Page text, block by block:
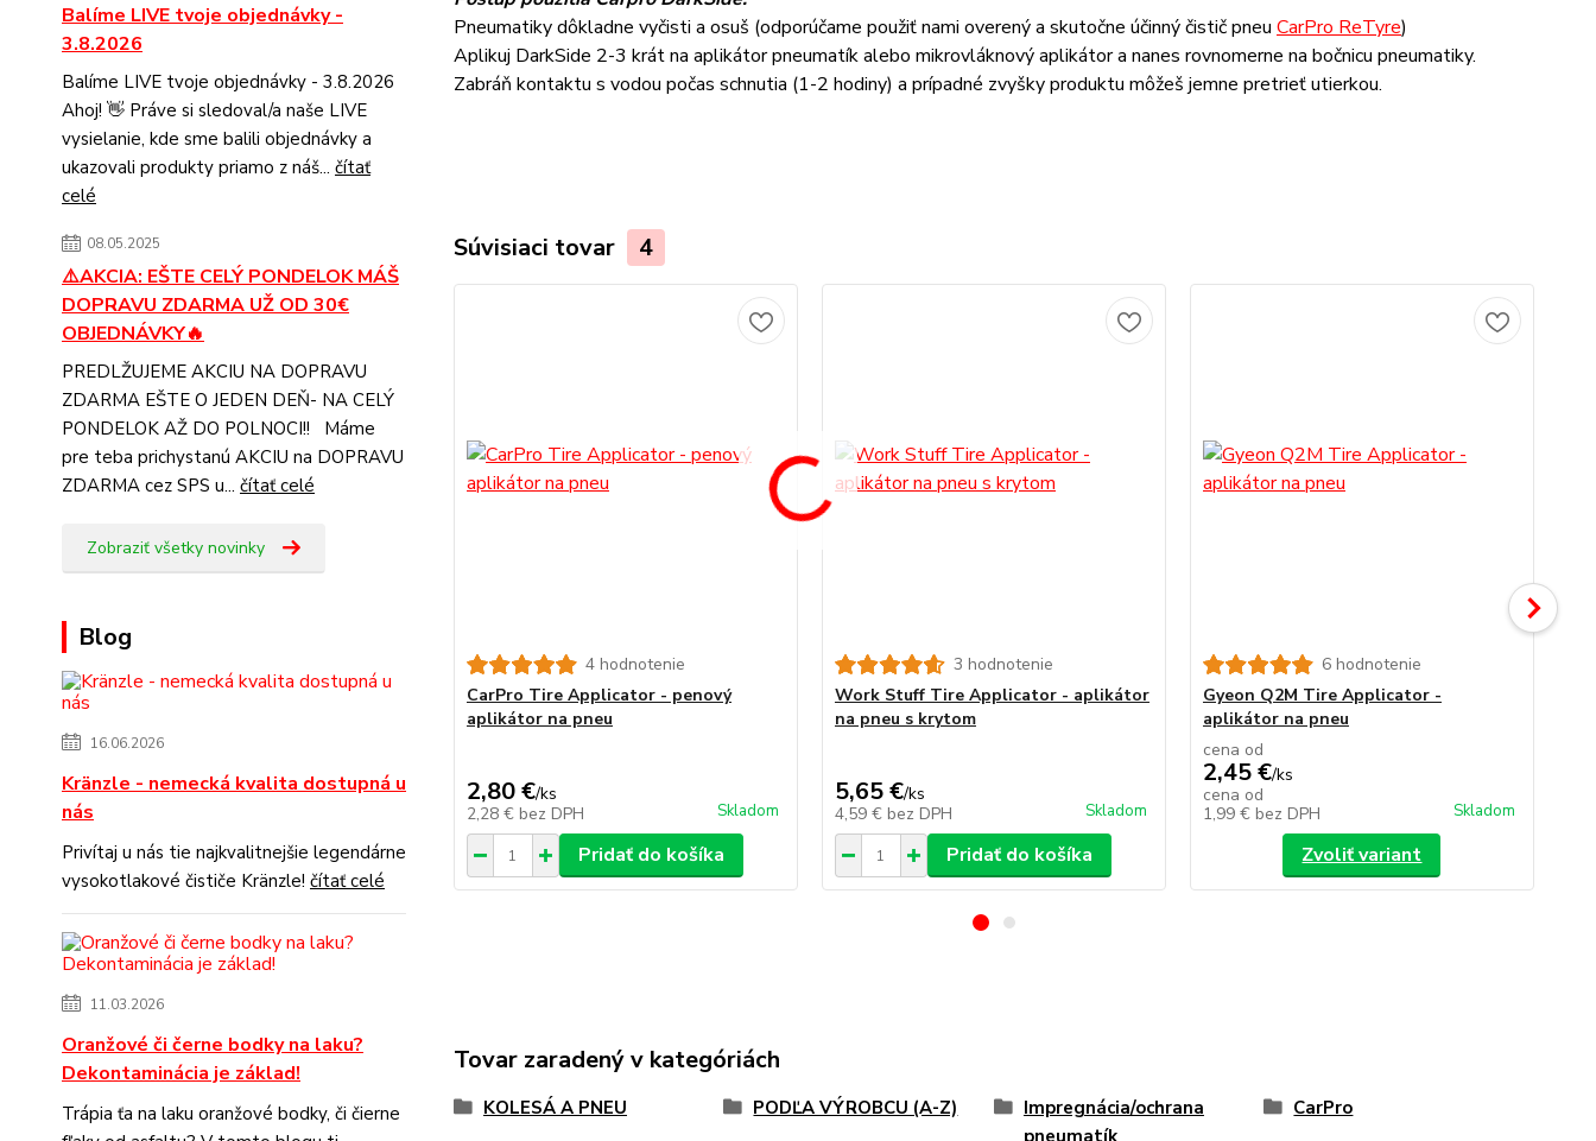
Balíme LIVE tvoje objednávky -
3.8.2026
Balíme LIVE tvoje objednávky - 3.8.2026
Ahoj! 👋 Práve si sledoval/a naše LIVE
vysielanie, kde sme balili objednávky a
ukazovali produkty priamo z náš... čítať
celé
08.05.2025
⚠️AKCIA: EŠTE CELÝ PONDELOK MÁŠ
DOPRAVU ZDARMA UŽ OD 30€
OBJEDNÁVKY🔥
PREDLŽUJEME AKCIU NA DOPRAVU
ZDARMA EŠTE O JEDEN DEŇ- NA CELÝ
PONDELOK AŽ DO POLNOCI!! Máme
pre teba prichystanú AKCIU na DOPRAVU
ZDARMA cez SPS u... čítať celé
Zobraziť všetky novinky
Blog
16.06.2026
Kränzle - nemecká kvalita dostupná u
nás
Privítaj u nás tie najkvalitnejšie legendárne
vysokotlakové čističe Kränzle! čítať celé
11.03.2026
Oranžové či černe bodky na laku?
Dekontaminácia je základ!
Trápia ťa na laku oranžové bodky, či čierne
Pneumatiky dôkladne vyčisti a osuš (odporúčame použiť nami overený a skutočne účinný čistič pneu CarPro ReTyre)
Aplikuj DarkSide 2-3 krát na aplikátor pneumatík alebo mikrovláknový aplikátor a nanes rovnomerne na bočnicu pneumatiky.
Zabráň kontaktu s vodou počas schnutia (1-2 hodiny) a prípadné zvyšky produktu môžeš jemne pretrieť utierkou.
Súvisiaci tovar 4
4 hodnotenie
CarPro Tire Applicator - penový
aplikátor na pneu
2,80 €/ks
2,28 € bez DPH Skladom
Pridať do košíka
3 hodnotenie
Work Stuff Tire Applicator - aplikátor
na pneu s krytom
5,65 €/ks
4,59 € bez DPH Skladom
Pridať do košíka
6 hodnotenie
Gyeon Q2M Tire Applicator -
aplikátor na pneu
cena od
2,45 €/ks
cena od
1,99 € bez DPH Skladom
Zvoliť variant
Tovar zaradený v kategóriách
KOLESÁ A PNEU PODĽA VÝROBCU (A-Z)
Impregnácia/ochrana
pneumatík
CarPro